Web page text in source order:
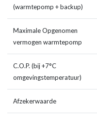
(warmtepomp + backup)
Maximale Opgenomen
vermogen warmtepomp
C.O.P. (bij +7°C
omgevingstemperatuur)
Afzekerwaarde